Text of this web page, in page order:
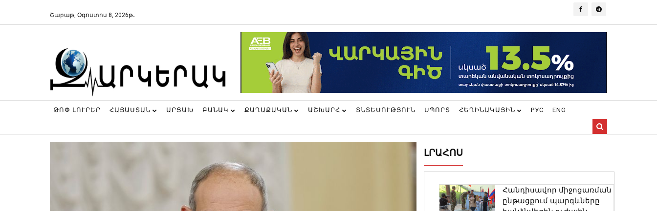
Շաբաթ, Օգոստոս 8, 2026թ․
ԹՈՓ ԼՈՒՐԵՐ ՀԱՅԱՍՏԱՆ ԱՐՑԱԽ ԲԱՆԱԿ ՔԱՂԱՔԱԿԱՆ ԱՇԽԱՐՀ ՏՆՏԵՍՈՒԹՅՈՒՆ ՍՊՈՐՏ ՀԵՂԻՆԱԿԱՅԻՆ РУС ENG
ԼՐԱՀՈՍ
Հանդիսավոր միջոցառման
ընթացքում պարգևները